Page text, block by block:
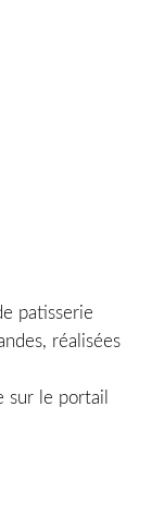
patisserie
réalisées
sur le portail